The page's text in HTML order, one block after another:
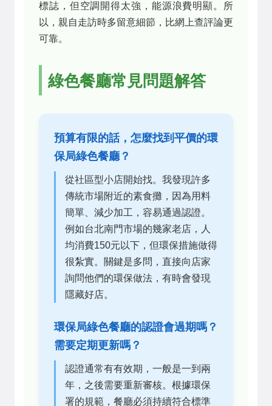
標誌，但空調開得太強，能源浪費明顯。所
以，親自走訪時多留意細節，比網上查評論更
可靠。
綠色餐廳常見問題解答
預算有限的話，怎麼找到平價的環
保局綠色餐廳？
從社區型小店開始找。我發現許多
傳統市場附近的素食攤，因為用料
簡單、減少加工，容易通過認證。
例如台北南門市場的幾家老店，人
均消費150元以下，但環保措施做得
很紮實。關鍵是多問，直接向店家
詢問他們的環保做法，有時會發現
隱藏好店。
環保局綠色餐廳的認證會過期嗎？
需要定期更新嗎？
認證通常有有效期，一般是一到兩
年，之後需要重新審核。根據環保
署的規範，餐廳必須持續符合標準